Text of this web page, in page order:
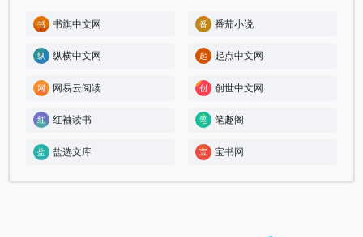
书旗中文网 番茄小说
纵横中文网 起点中文网
网易云阅读 创世中文网
红袖读书 笔趣阁
盐选文库 宝书网